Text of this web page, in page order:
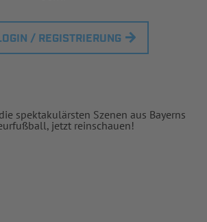
/ REGISTRIERUNG
spektakulärsten Szenen aus Bayerns
jetzt reinschauen!